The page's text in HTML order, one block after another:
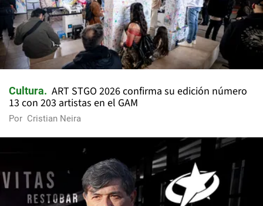
Cultura
ART STGO 2026 confirma su edición número
13 con 203 artistas en el GAM
Por Cristian Neira